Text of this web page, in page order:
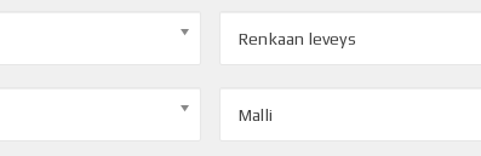
Renkaan leveys
Malli